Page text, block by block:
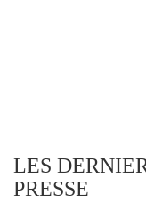
LES
PRESSE